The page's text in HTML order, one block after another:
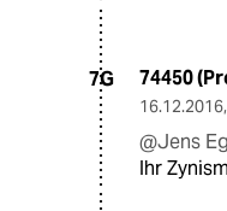
7G 74450
16.12.2016,
@Jens
Ihr